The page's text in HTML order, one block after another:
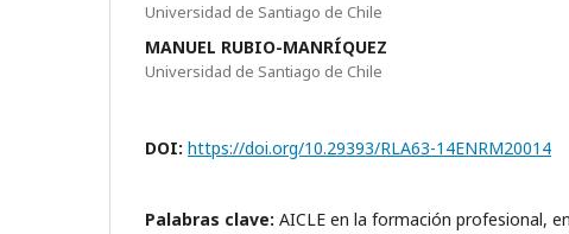
Universidad de Santiago de Chile
MANUEL RUBIO-MANRÍQUEZ
Universidad de Santiago de Chile
DOI: https://doi.org/10.29393/RLA63-14ENRM20014
Palabras clave: AICLE en la formación profesional,